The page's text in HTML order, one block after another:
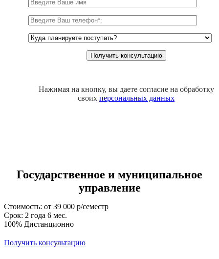
Нажимая на кнопку, вы даете согласие на обработку
своих персональных данных
Государственное и муниципальное
управление
Стоимость: от 39 000 р/семестр
Срок: 2 года 6 мес.
100% Дистанционно
Получить консультацию